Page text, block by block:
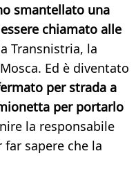
smantellato una
chiamato alle
Transnistria, la
Ed è diventato
per strada a
per portarlo
la responsabile
sapere che la